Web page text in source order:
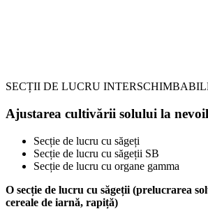
SECȚII DE LUCRU
Ajustarea cultivării solului la
Secție de lucru cu săgeți
Secție de lucru cu săgeții SB
Secție de lucru cu organe gamma
O secție de lucru cu săgeții (prelucrarea
cereale de iarnă, rapiță)